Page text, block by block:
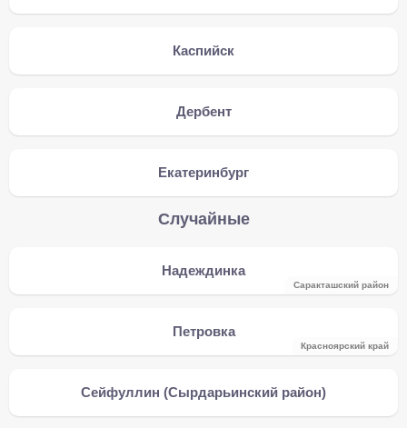
Каспийск
Дербент
Екатеринбург
Случайные
Надеждинка
Саракташский район
Петровка
Красноярский край
Сейфуллин (Сырдарьинский район)